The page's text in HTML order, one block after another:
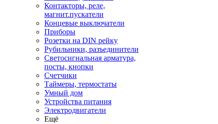
Контакторы, реле,
магнит.пускатели
Концевые выключатели
Приборы
Розетки на DIN рейку
Рубильники, разъединители
Светосигнальная арматура,
посты, кнопки
Счетчики
Таймеры, термостаты
Умный дом
Устройства питания
Электродвигатели
Ещё